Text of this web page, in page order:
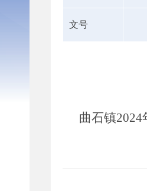
文号
曲石镇2024